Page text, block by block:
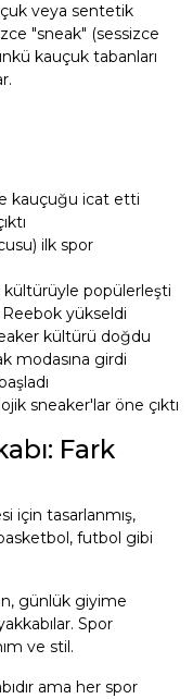
veya sentetik
"sneak" (sessizce
kauçuk tabanları
kauçuğu icat etti
ilk spor
popülerleşti
yükseldi
kültürü doğdu
modasına girdi
sneaker'lar öne çıktı
Fark
için tasarlanmış,
futbol gibi
günlük giyime
Spor
ve stil.
ama her spor